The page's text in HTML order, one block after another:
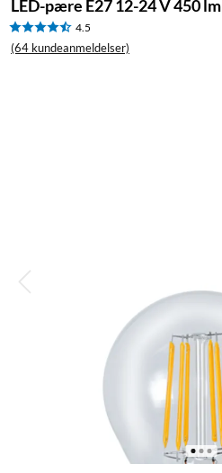
LED-pære E27 12-24 V 450 lm
4.5
(64 kundeanmeldelser)